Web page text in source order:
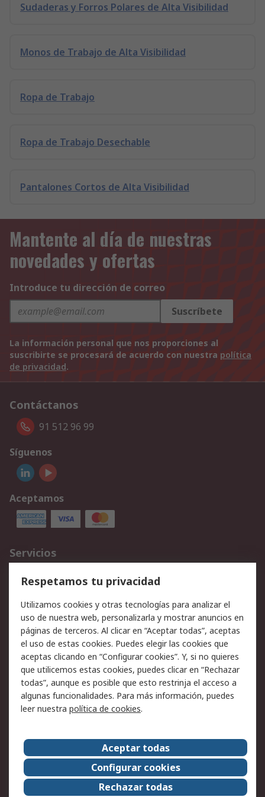
Sudaderas y Forros Polares de Alta Visibilidad
Monos de Trabajo de Alta Visibilidad
Ropa de Trabajo
Ropa de Trabajo Desechable
Pantalones Cortos de Alta Visibilidad
Mantente al día de nuestras
novedades y ofertas
Introduce tu dirección de correo
Suscríbete
La información personal que nos proporciones al
suscribirte se procesará de acuerdo con nuestra política
de privacidad.
Contáctanos
91 512 96 99
Síguenos
Aceptamos
Servicios
Cómo realizar pedidos
Devoluciones
Facturación y pago
Ofertas
Soporte técnico
Legal
Aviso legal
Política de privacidad -
Actualizada
Política sobre cookies
Seguridad de emails
Certificaciones de
Condiciones de venta
Acerca de RS
Acerca de RS
RS Group
RS en el mundo
Sala de prensa
Respetamos tu privacidad
Utilizamos cookies y otras tecnologías para analizar el
uso de nuestra web, personalizarla y mostrar anuncios en
páginas de terceros. Al clicar en “Aceptar todas”, aceptas
el uso de estas cookies. Puedes elegir las cookies que
aceptas clicando en “Configurar cookies”. Y, si no quieres
que utilicemos estas cookies, puedes clicar en “Rechazar
todas”, aunque es posible que esto restrinja el acceso a
algunas funcionalidades. Para más información, puedes
leer nuestra política de cookies.
Aceptar todas
Configurar cookies
Rechazar todas